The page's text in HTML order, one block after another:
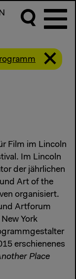
Film im Lincoln
Im Lincoln
der jährlichen
Art of the
organisiert.
Artforum
York
erschienenes
Place